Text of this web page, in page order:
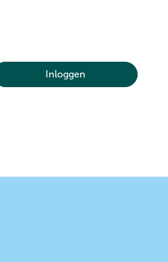
Inloggen